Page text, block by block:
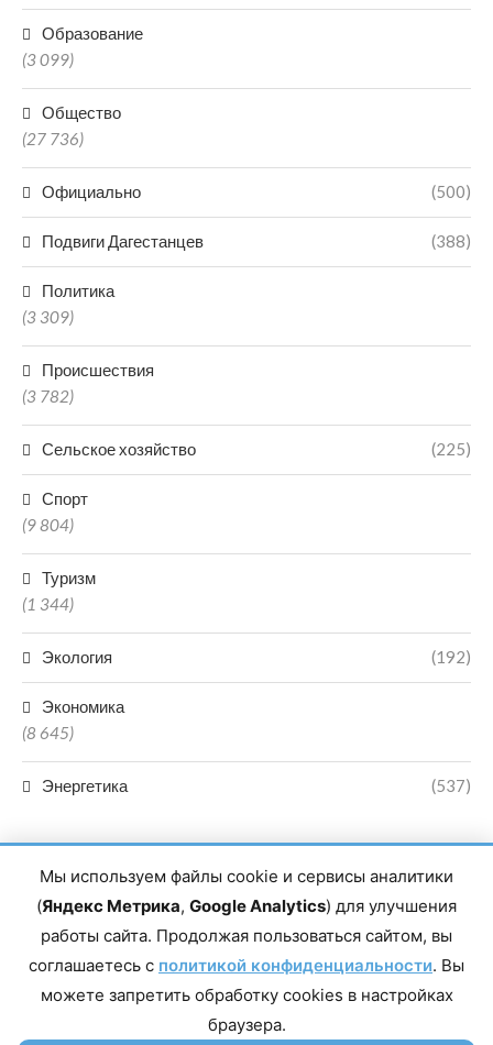
Образование
(3 099)
Общество
(27 736)
Официально (500)
Подвиги Дагестанцев (388)
Политика
(3 309)
Происшествия
(3 782)
Сельское хозяйство (225)
Спорт
(9 804)
Туризм
(1 344)
Экология (192)
Экономика
(8 645)
Энергетика (537)
Главный редактор сетевого издания Магомаев Тимур Нухович.
Контакты редакции: 8(988)-292-94-34 Почта: vestiskfo@gmail.com По
Республика Дагестан, г. Махачкала, пр-т Насрутдинова, д. 1а. Все
права защищены. Копирование и использование полных материалов
запрещено, частичное цитирование возможно только при условии
Мы используем файлы cookie и сервисы аналитики
(Яндекс Метрика, Google Analytics) для улучшения
работы сайта. Продолжая пользоваться сайтом, вы
соглашаетесь с политикой конфиденциальности. Вы
можете запретить обработку cookies в настройках
браузера.